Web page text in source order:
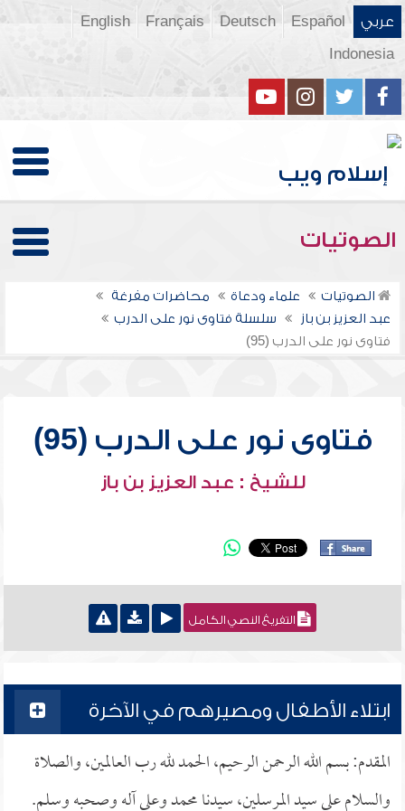
عربي Español
Deutsch
Français
English
Indonesia
الصوتيات
الصوتيات علماء ودعاة
محاضرات مفرغة
عبد العزيز بن باز
سلسلة فتاوى نور على الدرب
فتاوى نور على الدرب (95)
فتاوى نور على الدرب (95)
للشيخ : عبد العزيز بن باز
التفريغ النصي الكامل
ابتلاء الأطفال ومصيرهم في الآخرة
المقدم: بسم الله الرحمن الرحيم، الحمد لله رب العالمين، والصلاة
والسلام على سيد المرسلين، سيدنا محمد وعلى آله وصحبه وسلم.